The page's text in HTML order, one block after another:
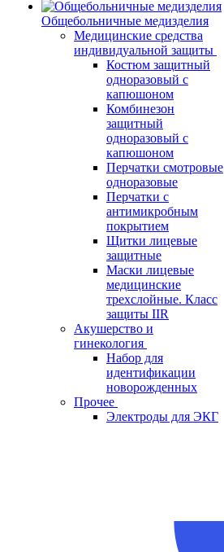
Общебольничные медизделия
Медицинские средства
индивидуальной защиты
Костюм защитный
одноразовый с
капюшоном
Комбинезон
защитный
одноразовый с
капюшоном
Перчатки смотровые
одноразовые
Перчатки с
антимикробным
покрытием
Щитки лицевые
защитные
Маски лицевые
медицинские
трехслойные. Класс
защиты IIR
Акушерство и
гинекология
Набор для
идентификации
новорожденных
Прочее
Электроды для ЭКГ